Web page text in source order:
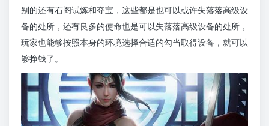
别的还有石阁试炼和夺宝，这些都是也可以或许失落落高级设
备的处所，还有良多的使命也是可以失落落高级设备的处所，
玩家也能够按照本身的环境选择合适的勾当取得设备，就可以
够挣钱了。